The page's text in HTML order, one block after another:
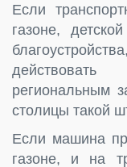
Если
газоне,
региональным
столицы такой
Если машина
газоне, и на